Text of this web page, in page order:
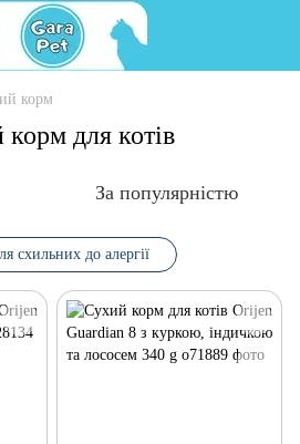
корм
для котів
За популярністю
схильних до алергії